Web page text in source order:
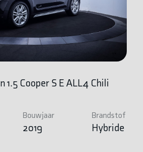
1.5 Cooper S E ALL4 Chili
Bouwjaar
2019
Brandstof
Hybride